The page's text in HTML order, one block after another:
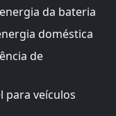
da bateria
doméstica
de
para veículos